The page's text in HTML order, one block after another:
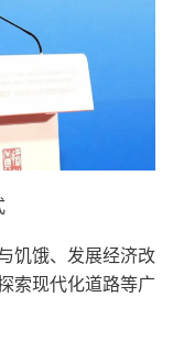
饥饿、发展经济改
索现代化道路等广